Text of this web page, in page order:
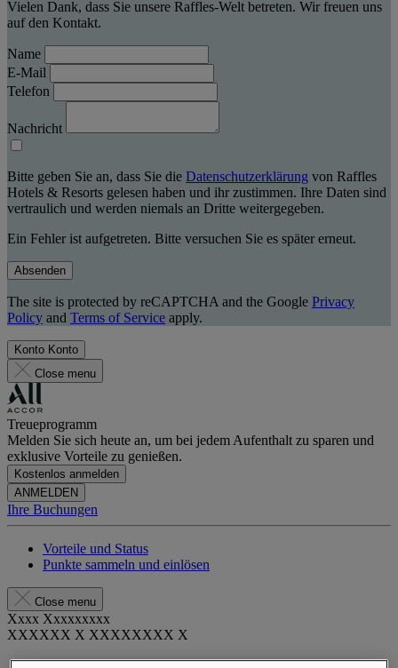
Vielen Dank, dass Sie unsere Raffles-Welt betreten. Wir freuen uns
auf den Kontakt.
Name
E-Mail
Telefon
Nachricht
Bitte geben Sie an, dass Sie die Datenschutzerklärung von Raffles
Hotels & Resorts gelesen haben und ihr zustimmen. Ihre Daten sind
vertraulich und werden niemals an Dritte weitergegeben.
Ein Fehler ist aufgetreten. Bitte versuchen Sie es später erneut.
Absenden
The site is protected by reCAPTCHA and the Google Privacy
Policy and Terms of Service apply.
Konto Konto
Close menu
Treueprogramm
Melden Sie sich heute an, um bei jedem Aufenthalt zu sparen und
exklusive Vorteile zu genießen.
Kostenlos anmelden
ANMELDEN
Ihre Buchungen
Vorteile und Status
Punkte sammeln und einlösen
Close menu
Xxxx Xxxxxxxxx
XXXXXX X XXXXXXXX X